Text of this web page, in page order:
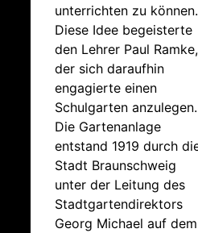
unterrichten zu können.
Diese Idee begeisterte
den Lehrer Paul Ramke,
der sich daraufhin
engagierte einen
Schulgarten anzulegen.
Die Gartenanlage
entstand 1919 durch
Stadt Braunschweig
unter der Leitung des
Stadtgartendirektors
Georg Michael auf dem